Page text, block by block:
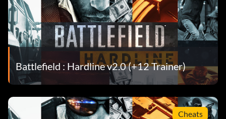
Battlefield : Hardline v2.0 (+12 Trainer)
Cheats